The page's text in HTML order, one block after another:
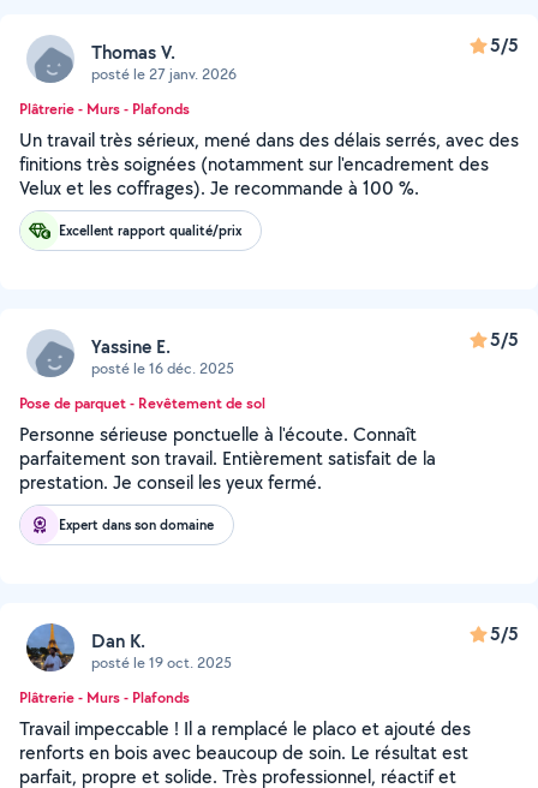
Thomas V.
posté le 27 janv. 2026
5/5
Plâtrerie - Murs - Plafonds
Un travail très sérieux, mené dans des délais serrés, avec des
finitions très soignées (notamment sur l'encadrement des
Velux et les coffrages). Je recommande à 100 %.
Excellent rapport qualité/prix
Yassine E.
posté le 16 déc. 2025
5/5
Pose de parquet - Revêtement de sol
Personne sérieuse ponctuelle à l'écoute. Connaît
parfaitement son travail. Entièrement satisfait de la
prestation. Je conseil les yeux fermé.
Expert dans son domaine
Dan K.
posté le 19 oct. 2025
5/5
Plâtrerie - Murs - Plafonds
Travail impeccable ! Il a remplacé le placo et ajouté des
renforts en bois avec beaucoup de soin. Le résultat est
parfait, propre et solide. Très professionnel, réactif et